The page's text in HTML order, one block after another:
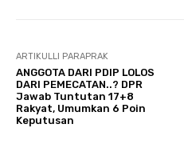
ARTIKULLI PARAPRAK
ANGGOTA DARI PDIP LOLOS
DARI PEMECATAN..? DPR
Jawab Tuntutan 17+8
Rakyat, Umumkan 6 Poin
Keputusan